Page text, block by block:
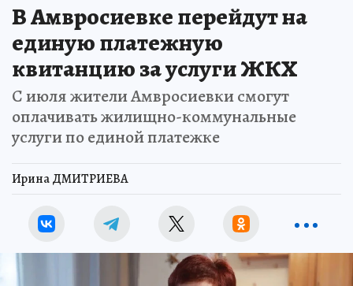
В Амвросиевке перейдут на
единую платежную
квитанцию за услуги ЖКХ
С июля жители Амвросиевки смогут
оплачивать жилищно-коммунальные
услуги по единой платежке
Ирина ДМИТРИЕВА